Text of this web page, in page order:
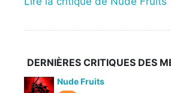
DERNIÈRES CRITIQUES DES
Nude Fruits